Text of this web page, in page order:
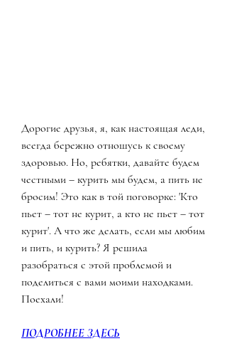
Дорогие друзья, я, как настоящая леди,
всегда бережно отношусь к своему
здоровью. Но, ребятки, давайте будем
честными – курить мы будем, а пить не
бросим! Это как в той поговорке: 'Кто
пьет – тот не курит, а кто не пьет – тот
курит'. А что же делать, если мы любим
и пить, и курить? Я решила
разобраться с этой проблемой и
поделиться с вами моими находками.
Поехали!
ПОДРОБНЕЕ ЗДЕСЬ